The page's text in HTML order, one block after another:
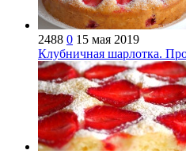
2488 0 15 мая 2019
Клубничная шарлотка.